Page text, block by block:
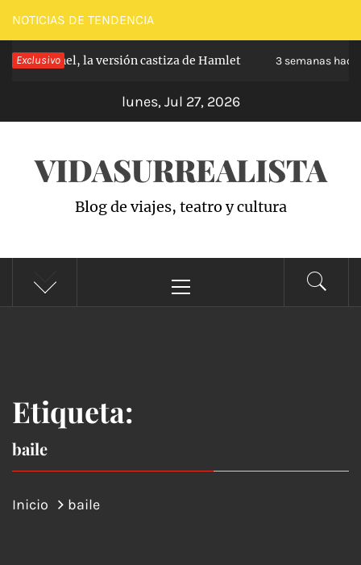
Saltar
al
contenido
NOTICIAS DE TENDENCIA
Exclusivo la versión castiza de Hamlet 3 semanas hace
lunes, Jul 27, 2026
VIDASURREALISTA
Blog de viajes, teatro y cultura
principal
Etiqueta:
baile
Inicio baile